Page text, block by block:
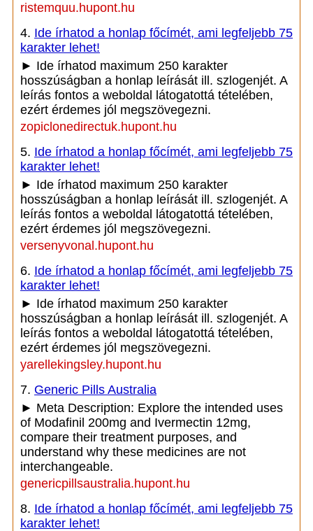
ristemquu.hupont.hu
4. Ide írhatod a honlap főcímét, ami legfeljebb 75
karakter lehet!
► Ide írhatod maximum 250 karakter
hosszúságban a honlap leírását ill. szlogenjét. A
leírás fontos a weboldal látogatottá tételében,
ezért érdemes jól megszövegezni.
zopiclonedirectuk.hupont.hu
5. Ide írhatod a honlap főcímét, ami legfeljebb 75
karakter lehet!
► Ide írhatod maximum 250 karakter
hosszúságban a honlap leírását ill. szlogenjét. A
leírás fontos a weboldal látogatottá tételében,
ezért érdemes jól megszövegezni.
versenyvonal.hupont.hu
6. Ide írhatod a honlap főcímét, ami legfeljebb 75
karakter lehet!
► Ide írhatod maximum 250 karakter
hosszúságban a honlap leírását ill. szlogenjét. A
leírás fontos a weboldal látogatottá tételében,
ezért érdemes jól megszövegezni.
yarellekingsley.hupont.hu
7. Generic Pills Australia
► Meta Description: Explore the intended uses
of Modafinil 200mg and Ivermectin 12mg,
compare their treatment purposes, and
understand why these medicines are not
interchangeable.
genericpillsaustralia.hupont.hu
8. Ide írhatod a honlap főcímét, ami legfeljebb 75
karakter lehet!